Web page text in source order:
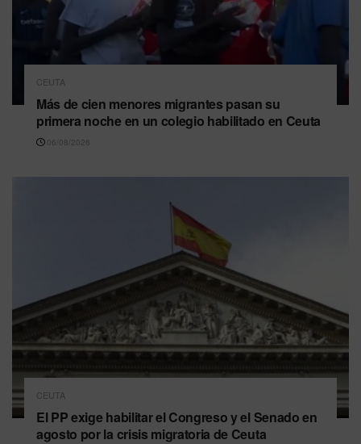
CEUTA
Más de cien menores migrantes pasan su
primera noche en un colegio habilitado en Ceuta
06/08/2026
CEUTA
El PP exige habilitar el Congreso y el Senado en
agosto por la crisis migratoria de Ceuta